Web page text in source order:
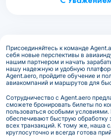
Присоединяйтесь к команде
себя новые перспективы в
нашим партнером и начать
нашу надежную и удобную
Agent.aero, пройдите обучение и
авиакомпаний и маршрутов для
Сотрудничество с Agent.aero
сможете бронировать билеты по
пользоваться особыми
обеспечивают быструю обработку
всех транзакций. К тому же, наша
круглосуточно и всегда готова